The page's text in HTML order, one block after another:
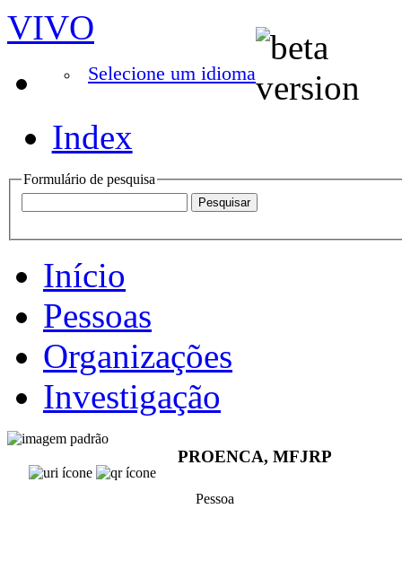
VIVO
Selecione um idioma
Index
Formulário de pesquisa
Início
Pessoas
Organizações
Investigação
PROENCA, MFJRP
Pessoa